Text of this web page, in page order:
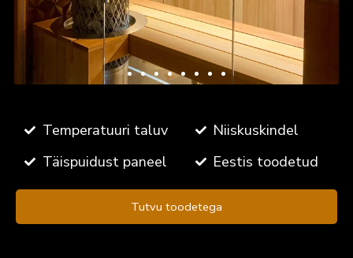
Temperatuuri taluv
Täispuidust paneel
Niiskuskindel
Eestis toodetud
Tutvu toodetega